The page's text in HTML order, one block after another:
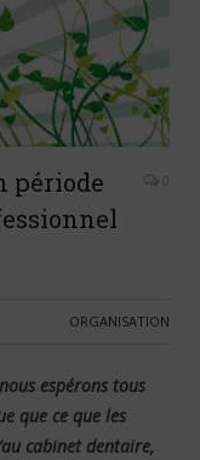
période
0
ORGANISATION
espérons tous
que ce que les
cabinet dentaire,